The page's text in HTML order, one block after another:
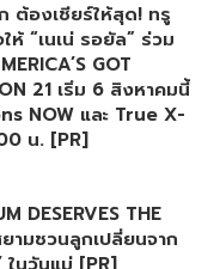
ต้องเชียร์ให้สุด! ทรู
ห้ “เนเน่ รอยัล” ร่วม
GOT
21 เริ่ม 6 สิงหาคมนี้
NOW และ True X-
น. [PR]
DESERVES THE
ามชวนลูกเปลี่ยนจาก